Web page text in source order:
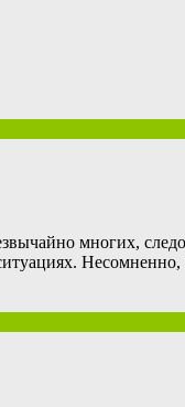
многих,
Несомненно,